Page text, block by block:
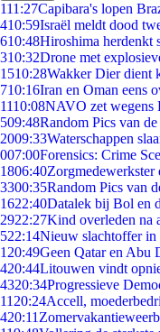
111:27Capibara's lopen
410:59Israël meldt dood
610:48Hiroshima herdenkt
310:32Drone met
1510:28Wakker Dier dient
710:16Iran en Oman eens
1110:08NAVO zet wegens
509:48Random Pics van
2009:33Waterschappen
007:00Forensics: Crime
1806:40Zorgmedewerkster
3300:35Random Pics van
1622:40Datalek bij Bol en
2922:27Kind overleden na
522:14Nieuw slachtoffer in
1 20:49Geen Qatar en Abu
420:44Litouwen vindt
4320:34Progressieve
11 20:24Accell,
420:11